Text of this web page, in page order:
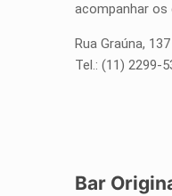
acompanhar os
Rua Graúna,
Tel.: (11) 2299-
Bar